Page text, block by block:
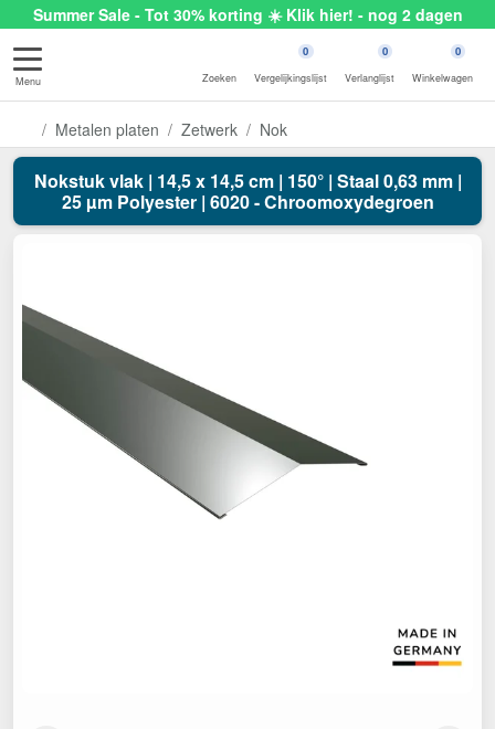
Summer Sale - Tot 30% korting ☀️ Klik hier! - nog 2 dagen
Menu Zoeken
0
Vergelijkingslijst
0
Verlanglijst
0
Winkelwagen
Metalen platen Zetwerk Nok
Nokstuk vlak | 14,5 x 14,5 cm | 150° | Staal 0,63 mm |
25 µm Polyester | 6020 - Chroomoxydegroen